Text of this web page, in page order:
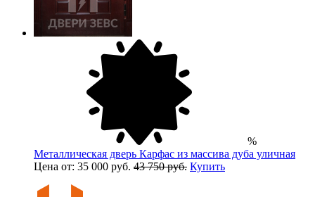
%
Металлическая дверь Карфас из массива дуба уличная
Цена от: 35 000 руб. 43 750 руб. Купить